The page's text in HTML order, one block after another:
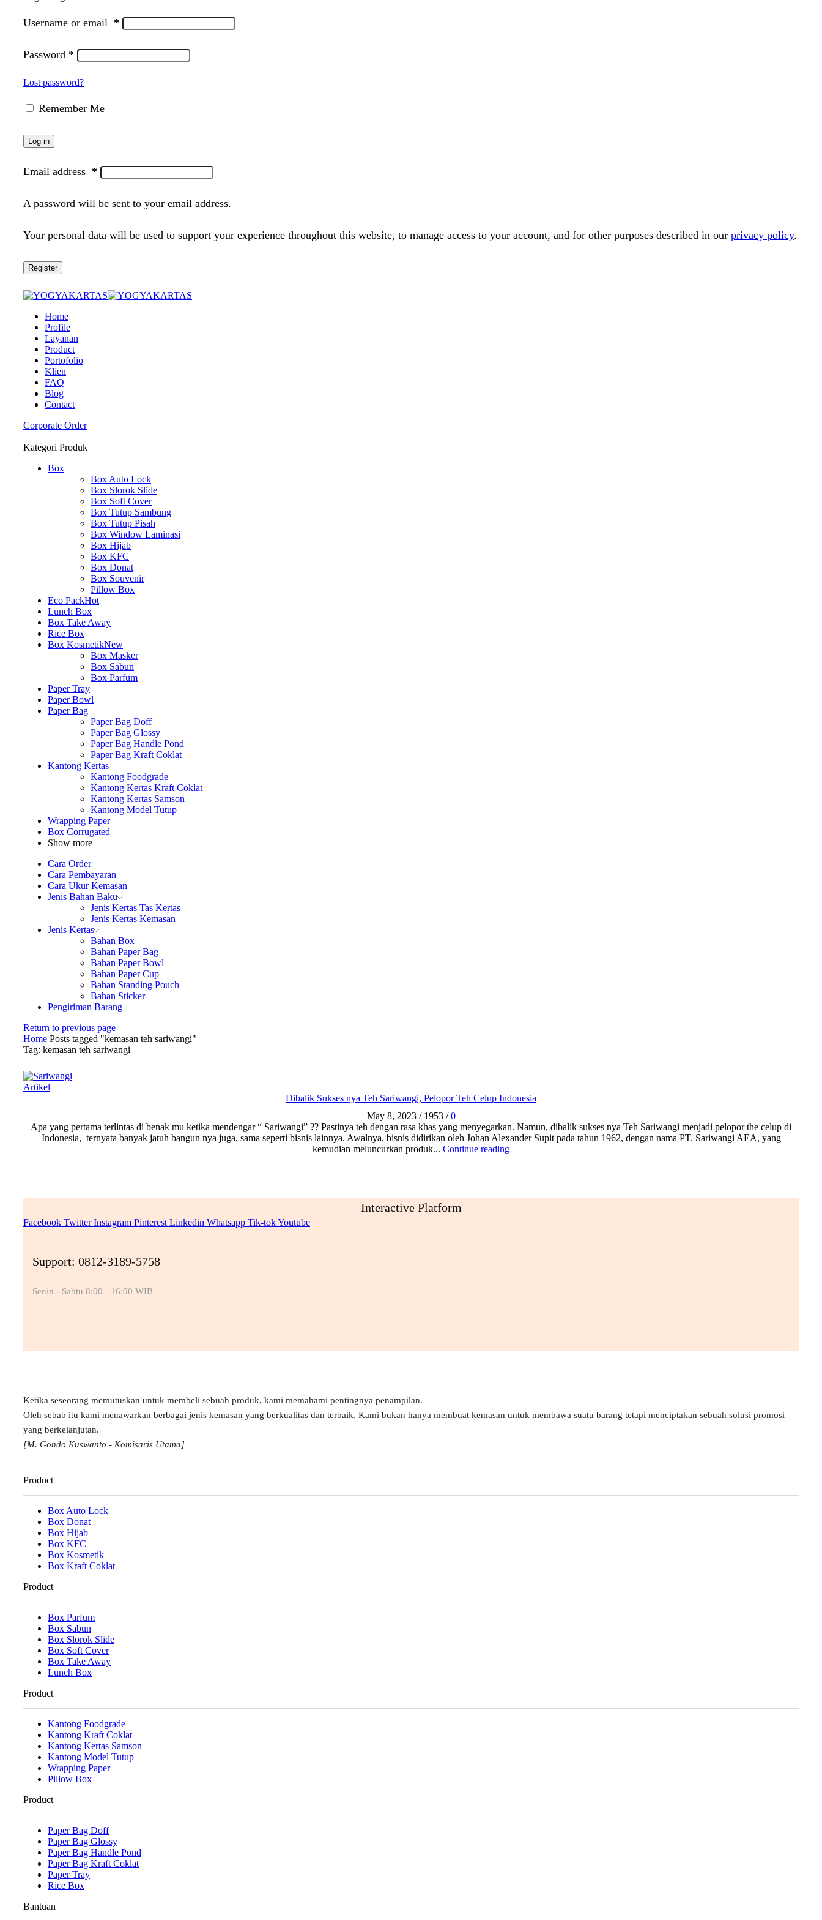
Username or email *
Password *
Lost password?
Remember Me
Log in
Email address *
A password will be sent to your email address.
Your personal data will be used to support your experience throughout this website, to manage access to your account, and for other purposes described in our privacy policy.
Register
Home
Profile
Layanan
Product
Portofolio
Klien
FAQ
Blog
Contact
Corporate Order
Kategori Produk
Box
Box Auto Lock
Box Slorok Slide
Box Soft Cover
Box Tutup Sambung
Box Tutup Pisah
Box Window Laminasi
Box Hijab
Box KFC
Box Donat
Box Souvenir
Pillow Box
Eco PackHot
Lunch Box
Box Take Away
Rice Box
Box KosmetikNew
Box Masker
Box Sabun
Box Parfum
Paper Tray
Paper Bowl
Paper Bag
Paper Bag Doff
Paper Bag Glossy
Paper Bag Handle Pond
Paper Bag Kraft Coklat
Kantong Kertas
Kantong Foodgrade
Kantong Kertas Kraft Coklat
Kantong Kertas Samson
Kantong Model Tutup
Wrapping Paper
Box Corrugated
Show more
Cara Order
Cara Pembayaran
Cara Ukur Kemasan
Jenis Bahan Baku
Jenis Kertas Tas Kertas
Jenis Kertas Kemasan
Jenis Kertas
Bahan Box
Bahan Paper Bag
Bahan Paper Bowl
Bahan Paper Cup
Bahan Standing Pouch
Bahan Sticker
Pengiriman Barang
Return to previous page
Home Posts tagged "kemasan teh sariwangi"
Tag: kemasan teh sariwangi
Artikel
Dibalik Sukses nya Teh Sariwangi, Pelopor Teh Celup Indonesia
May 8, 2023 / 1953 / 0
Apa yang pertama terlintas di benak mu ketika mendengar “ Sariwangi” ?? Pastinya teh dengan rasa khas yang menyegarkan. Namun, dibalik sukses nya Teh Sariwangi menjadi pelopor the celup di
Indonesia, ternyata banyak jatuh bangun nya juga, sama seperti bisnis lainnya. Awalnya, bisnis didirikan oleh Johan Alexander Supit pada tahun 1962, dengan nama PT. Sariwangi AEA, yang
kemudian meluncurkan produk... Continue reading
Interactive Platform
Facebook Twitter Instagram Pinterest Linkedin Whatsapp Tik-tokYoutube
Support: 0812-3189-5758
Senin - Sabtu 8:00 - 16:00 WIB
Ketika seseorang memutuskan untuk membeli sebuah produk, kami memahami pentingnya penampilan.
Oleh sebab itu kami menawarkan berbagai jenis kemasan yang berkualitas dan terbaik, Kami bukan hanya membuat kemasan untuk membawa suatu barang tetapi menciptakan sebuah solusi promosi
yang berkelanjutan.
[M. Gondo Kuswanto - Komisaris Utama]
Product
Box Auto Lock
Box Donat
Box Hijab
Box KFC
Box Kosmetik
Box Kraft Coklat
Product
Box Parfum
Box Sabun
Box Slorok Slide
Box Soft Cover
Box Take Away
Lunch Box
Product
Kantong Foodgrade
Kantong Kraft Coklat
Kantong Kertas Samson
Kantong Model Tutup
Wrapping Paper
Pillow Box
Product
Paper Bag Doff
Paper Bag Glossy
Paper Bag Handle Pond
Paper Bag Kraft Coklat
Paper Tray
Rice Box
Bantuan